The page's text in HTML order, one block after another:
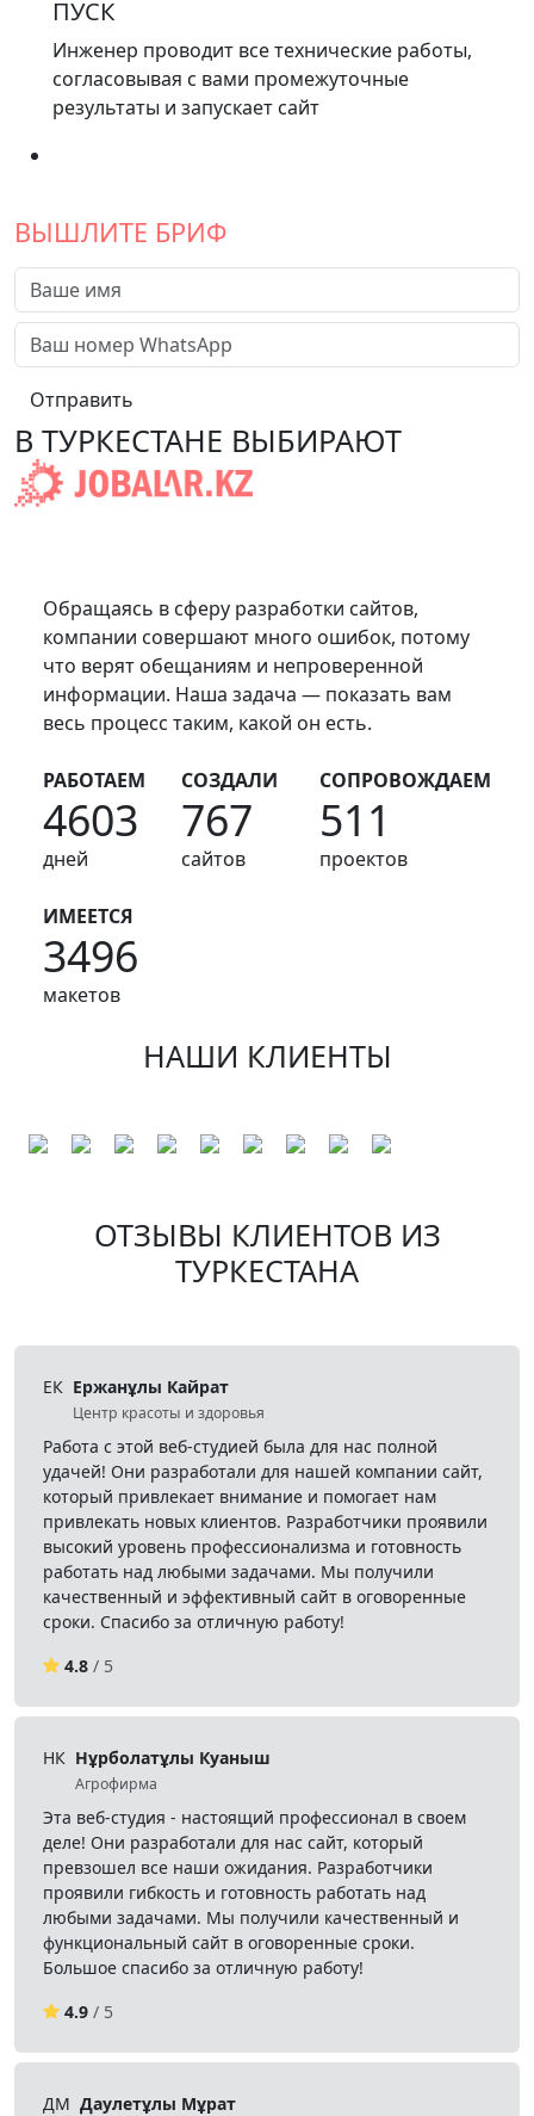
ПУСК
Инженер проводит все технические работы,
согласовывая с вами промежуточные
результаты и запускает сайт
ВЫШЛИТЕ БРИФ
Отправить
В ТУРКЕСТАНЕ ВЫБИРАЮТ
Обращаясь в сферу разработки сайтов,
компании совершают много ошибок, потому
что верят обещаниям и непроверенной
информации. Наша задача ― показать вам
весь процесс таким, какой он есть.
РАБОТАЕМ
4603
дней
СОЗДАЛИ
767
сайтов
СОПРОВОЖДАЕМ
511
проектов
ИМЕЕТСЯ
3496
макетов
НАШИ КЛИЕНТЫ
ОТЗЫВЫ КЛИЕНТОВ ИЗ
ТУРКЕСТАНА
ЕК Ержанұлы Кайрат
Центр красоты и здоровья
Работа с этой веб-студией была для нас полной
удачей! Они разработали для нашей компании сайт,
который привлекает внимание и помогает нам
привлекать новых клиентов. Разработчики проявили
высокий уровень профессионализма и готовность
работать над любыми задачами. Мы получили
качественный и эффективный сайт в оговоренные
сроки. Спасибо за отличную работу!
4.8 / 5
НК Нұрболатұлы Куаныш
Агрофирма
Эта веб-студия - настоящий профессионал в своем
деле! Они разработали для нас сайт, который
превзошел все наши ожидания. Разработчики
проявили гибкость и готовность работать над
любыми задачами. Мы получили качественный и
функциональный сайт в оговоренные сроки.
Большое спасибо за отличную работу!
4.9 / 5
ДМ Даулетұлы Мұрат